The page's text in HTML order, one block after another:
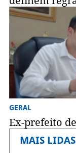
GERAL
Ex-prefeito
MAIS LIDAS